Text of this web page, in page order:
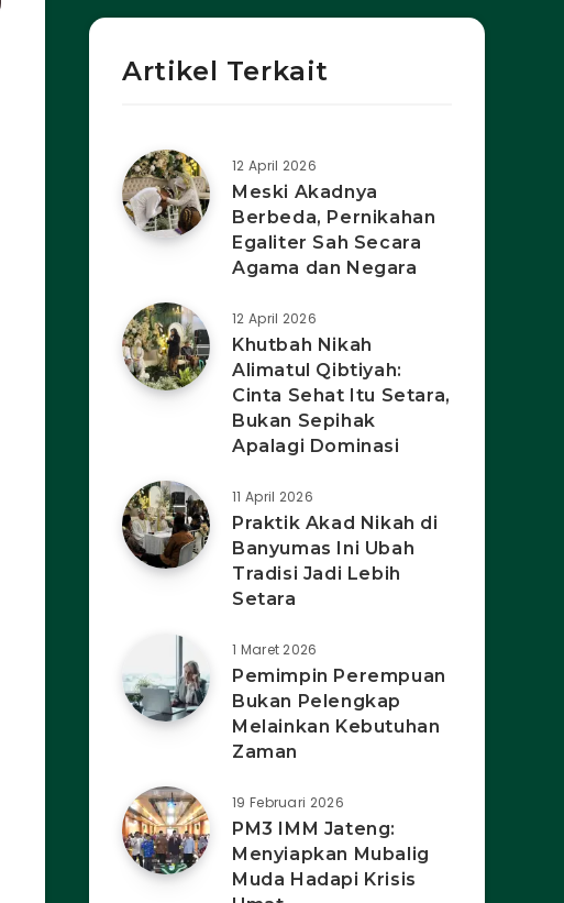
Artikel Terkait
12 April 2026
Meski Akadnya
Berbeda, Pernikahan
Egaliter Sah Secara
Agama dan Negara
12 April 2026
Khutbah Nikah
Alimatul Qibtiyah:
Cinta Sehat Itu Setara,
Bukan Sepihak
Apalagi Dominasi
11 April 2026
Praktik Akad Nikah di
Banyumas Ini Ubah
Tradisi Jadi Lebih
Setara
1 Maret 2026
Pemimpin Perempuan
Bukan Pelengkap
Melainkan Kebutuhan
Zaman
19 Februari 2026
PM3 IMM Jateng:
Menyiapkan Mubalig
Muda Hadapi Krisis